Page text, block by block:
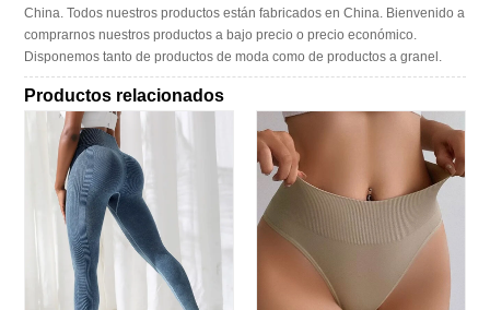
China. Todos nuestros productos están fabricados en China. Bienvenido a
comprarnos nuestros productos a bajo precio o precio económico.
Disponemos tanto de productos de moda como de productos a granel.
Productos relacionados